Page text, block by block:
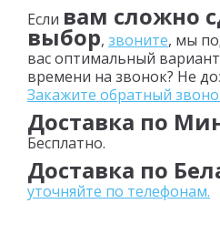
Если вам сложно
выбор, звоните, мы
вас оптимальный
времени на звонок? Не
Закажите обратный
Доставка по
Бесплатно.
Доставка по
уточняйте по телефонам.